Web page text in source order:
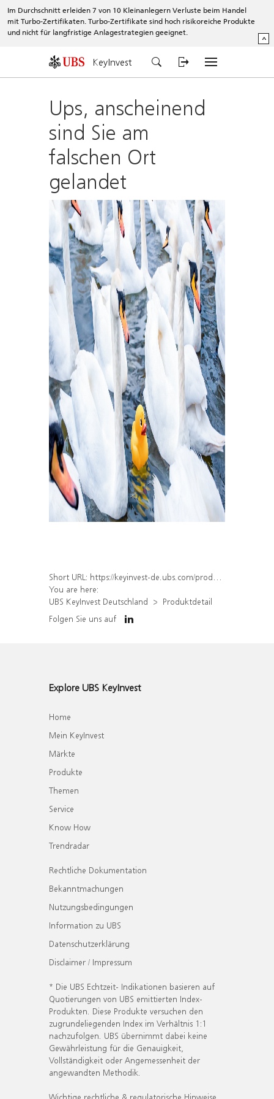
Im Durchschnitt erleiden 7 von 10 Kleinanlegern Verluste beim Handel
mit Turbo-Zertifikaten. Turbo-Zertifikate sind hoch risikoreiche Produkte
und nicht für langfristige Anlagestrategien geeignet.
^
KeyInvest
Ups, anscheinend
sind Sie am
falschen Ort
gelandet
Short URL: https://keyinvest-de.ubs.com/produkt/detail/index/isin/DE000WA6GV83
You are here:
UBS KeyInvest Deutschland
Produktdetail
Folgen Sie uns auf
Explore UBS KeyInvest
Home
Mein KeyInvest
Märkte
Produkte
Themen
Service
Know How
Trendradar
Rechtliche Dokumentation
Bekanntmachungen
Nutzungsbedingungen
Information zu UBS
Datenschutzerklärung
Disclaimer / Impressum
* Die UBS Echtzeit- Indikationen basieren auf
Quotierungen von UBS emittierten Index-
Produkten. Diese Produkte versuchen den
zugrundeliegenden Index im Verhältnis 1:1
nachzufolgen. UBS übernimmt dabei keine
Gewährleistung für die Genauigkeit,
Vollständigkeit oder Angemessenheit der
angewandten Methodik.